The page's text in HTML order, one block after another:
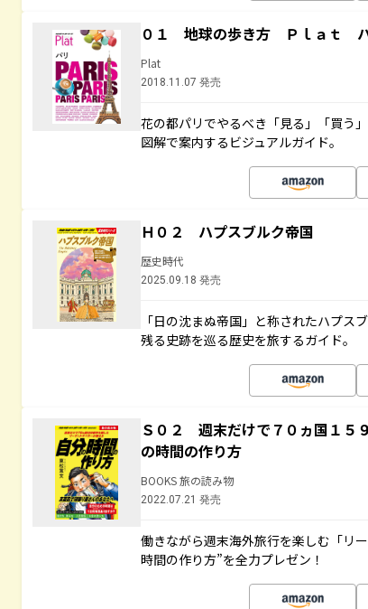
０１ 地球の歩き方 Ｐｌａｔ
Plat
2018.11.07 発売
花の都パリでやるべき「見る」「買う
図解で案内するビジュアルガイド。
Ｈ０２ ハプスブルク帝国
歴史時代
2025.09.18 発売
「日の沈まぬ帝国」と称されたハプス
残る史跡を巡る歴史を旅するガイド。
Ｓ０２ 週末だけで７０ヵ国１５
の時間の作り方
BOOKS 旅の読み物
2022.07.21 発売
働きながら週末海外旅行を楽しむ「リ
時間の作り方”を全力プレゼン！